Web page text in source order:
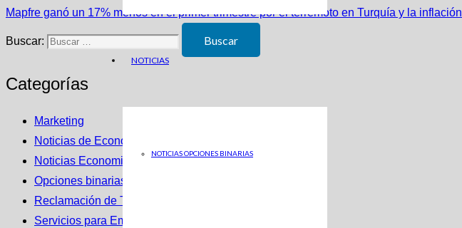
NOTICIAS
NOTICIAS OPCIONES BINARIAS
Mapfre ganó un 17% menos en el primer trimestre por el terremoto en Turquía y la inflación
Buscar:
Categorías
Marketing
Noticias de Economia en ABC
Noticias Economicas
Opciones binarias
Reclamación de Tarjetas Revolving
Servicios para Empresas